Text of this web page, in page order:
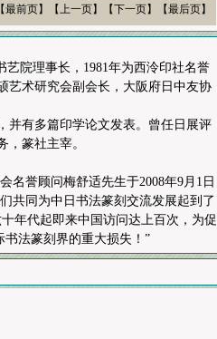
【最前页】【上一页】 【下一页】【最后页】
艺院理事长，1981年为西泠印社名誉
艺术研究会副会长，大阪府日中友协
并有多篇印学论文发表。曾任日展评
篆社主宰。
名誉顾问梅舒适先生于2008年9月1日
共同为中日书法篆刻交流发展起到了
年代起即来中国访问达上百次，为促
法篆刻界的重大损失！”